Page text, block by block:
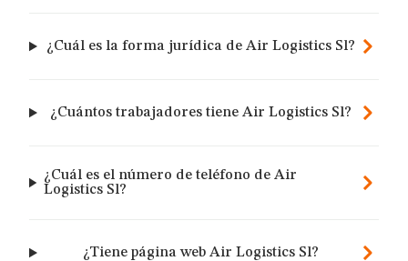
¿Cuál es la forma jurídica de Air Logistics Sl?
¿Cuántos trabajadores tiene Air Logistics Sl?
¿Cuál es el número de teléfono de Air
Logistics Sl?
¿Tiene página web Air Logistics Sl?